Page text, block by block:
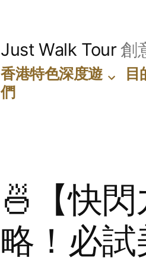
Just Walk Tour 創
香港特色深度遊 目
們
🍜【快
略！必試